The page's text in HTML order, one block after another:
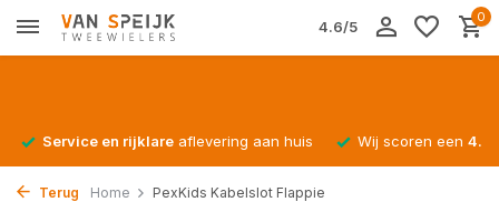
4.6/5
0
Service en rijklare aflevering aan huis Wij scoren een
Terug Home PexKids Kabelslot Flappie